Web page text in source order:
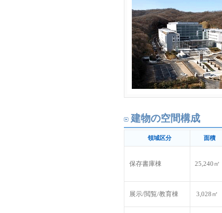
建物の空間構成
領域区分 面積
保存書庫棟 25,240㎡
展示/閲覧/教育棟 3,028㎡